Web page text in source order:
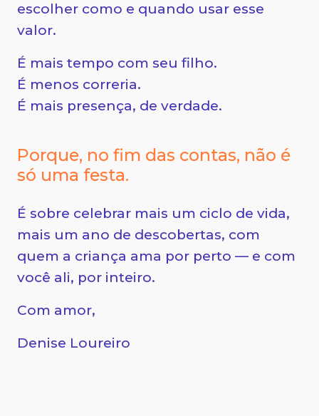
escolher como e quando usar esse
valor.
É mais tempo com seu filho.
É menos correria.
É mais presença, de verdade.
Porque, no fim das contas, não é
só uma festa.
É sobre celebrar mais um ciclo de vida,
mais um ano de descobertas, com
quem a criança ama por perto — e com
você ali, por inteiro.
Com amor,
Denise Loureiro